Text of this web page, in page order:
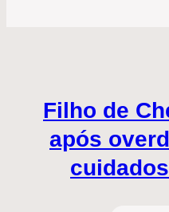
Filho de
após